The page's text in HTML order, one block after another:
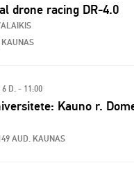
drone racing DR-4.0
KAUNAS
6 D. - 11:00
Kauno r.
AUD. KAUNAS